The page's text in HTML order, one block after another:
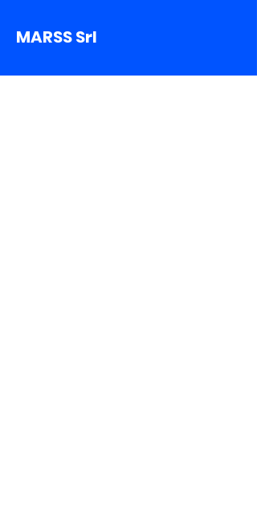
MARSS Srl
Sede Legale